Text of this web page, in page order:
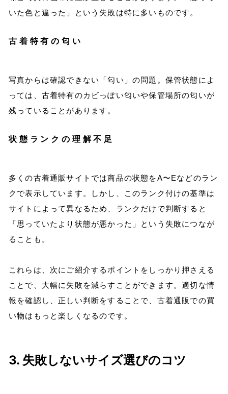
いた色と違った」という失敗は特に多いものです。
古着特有の匂い
写真からは確認できない「匂い」の問題。保管状態によ
っては、古着特有のカビっぽい匂いや保管場所の匂いが
残っていることがあります。
状態ランクの理解不足
多くの古着通販サイトでは商品の状態をA〜Eなどのラン
クで表示しています。しかし、このランク付けの基準は
サイトによって異なるため、ランクだけで判断すると
「思っていたより状態が悪かった」という失敗につなが
ることも。
これらは、次にご紹介するポイントをしっかり押さえる
ことで、大幅に失敗を減らすことができます。適切な情
報を確認し、正しい判断をすることで、古着通販での買
い物はもっと楽しくなるのです。
3. 失敗しないサイズ選びのコツ